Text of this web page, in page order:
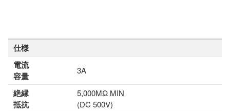
会社情報
仕様
電流
容量
3A
絶縁
抵抗
5,000MΩ MIN
(DC 500V)